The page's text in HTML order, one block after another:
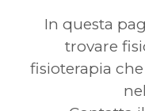
In questa
trovare
fisioterapia